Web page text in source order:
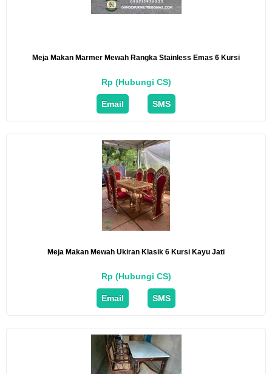
Meja Makan Marmer Mewah Rangka Stainless Emas 6 Kursi
Rp (Hubungi CS)
Email SMS
Meja Makan Mewah Ukiran Klasik 6 Kursi Kayu Jati
Rp (Hubungi CS)
Email SMS